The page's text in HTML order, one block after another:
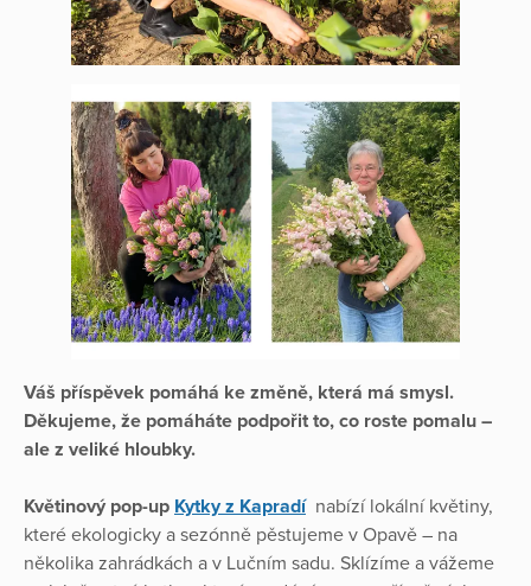
Váš příspěvek pomáhá ke změně, která má smysl.
Děkujeme, že pomáháte podpořit to, co roste pomalu –
ale z veliké hloubky.
Květinový pop-up Kytky z Kapradí nabízí lokální květiny,
které ekologicky a sezónně pěstujeme v Opavě – na
několika zahrádkách a v Lučním sadu. Sklízíme a vážeme